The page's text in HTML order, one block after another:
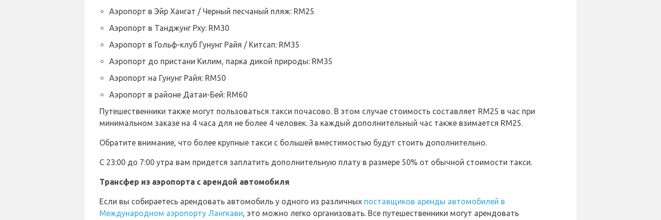
Аэропорт в Эйр Хангат / Черный песчаный пляж: RM25
Аэропорт в Танджунг Рху: RM30
Аэропорт в Гольф-клуб Гунунг Райя / Китсап: RM35
Аэропорт до пристани Килим, парка дикой природы: RM35
Аэропорт на Гунунг Райя: RM50
Аэропорт в районе Датаи-Бей: RM60
Путешественники также могут пользоваться такси почасово. В этом случае стоимость составляет RM25 в час при
минимальном заказе на 4 часа для не более 4 человек. За каждый дополнительный час также взимается RM25.
Обратите внимание, что более крупные такси с большей вместимостью будут стоить дополнительно.
С 23:00 до 7:00 утра вам придется заплатить дополнительную плату в размере 50% от обычной стоимости такси.
Трансфер из аэропорта с арендой автомобиля
Если вы собираетесь арендовать автомобиль у одного из различных поставщиков аренды автомобилей в
Международном аэропорту Лангкави, это можно легко организовать. Все путешественники могут арендовать